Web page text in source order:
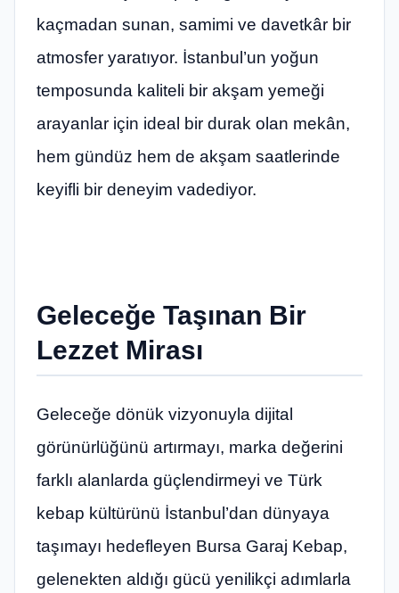
kaçmadan sunan, samimi ve davetkâr bir
atmosfer yaratıyor. İstanbul’un yoğun
temposunda kaliteli bir akşam yemeği
arayanlar için ideal bir durak olan mekân,
hem gündüz hem de akşam saatlerinde
keyifli bir deneyim vadediyor.
Geleceğe Taşınan Bir
Lezzet Mirası
Geleceğe dönük vizyonuyla dijital
görünürlüğünü artırmayı, marka değerini
farklı alanlarda güçlendirmeyi ve Türk
kebap kültürünü İstanbul’dan dünyaya
taşımayı hedefleyen Bursa Garaj Kebap,
gelenekten aldığı gücü yenilikçi adımlarla